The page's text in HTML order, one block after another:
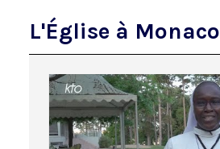
L'Église à Monaco